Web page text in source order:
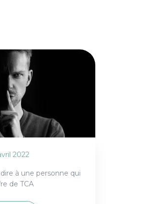
2022
à une personne qui
de TCA